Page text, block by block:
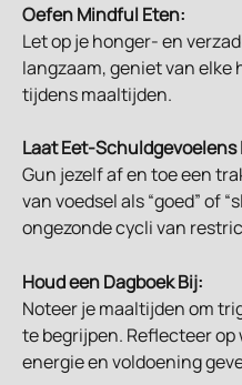
Oefen Mindful Eten:
Let op je honger- en
langzaam, geniet van
tijdens maaltijden.
Laat Eet-Schuldgevoelens
Gun jezelf af en toe een
van voedsel als “goed” of
ongezonde cycli van
Houd een Dagboek Bij:
Noteer je maaltijden om
te begrijpen. Reflecteer
energie en voldoening